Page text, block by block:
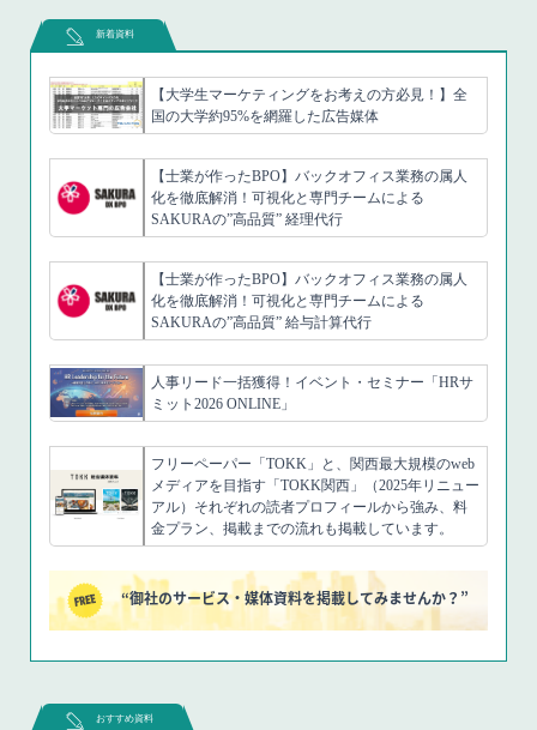
新着資料
【大学生マーケティングをお考えの方必見！】全
国の大学約95%を網羅した広告媒体
【士業が作ったBPO】バックオフィス業務の属人
化を徹底解消！可視化と専門チームによる
SAKURAの”高品質” 経理代行
【士業が作ったBPO】バックオフィス業務の属人
化を徹底解消！可視化と専門チームによる
SAKURAの”高品質” 給与計算代行
人事リード一括獲得！イベント・セミナー「HRサ
ミット2026 ONLINE」
フリーペーパー「TOKK」と、関西最大規模のweb
メディアを目指す「TOKK関西」（2025年リニュー
アル）それぞれの読者プロフィールから強み、料
金プラン、掲載までの流れも掲載しています。
“御社のサービス・媒体資料を掲載してみませんか？”
おすすめ資料